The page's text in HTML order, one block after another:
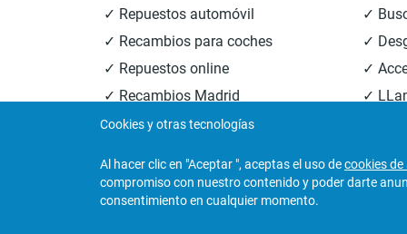
✓ Repuestos automóvil
✓ Recambios para coches
✓ Repuestos online
✓ Recambios Madrid
✓ Recambios Valencia
✓
✓
✓
✓
© 2026 Central Desguaces Europiezas
Cookies y otras tecnologías
Al hacer clic en "Aceptar ", aceptas el uso decookies
compromiso con nuestro contenido y poder darte
consentimiento en cualquier momento.